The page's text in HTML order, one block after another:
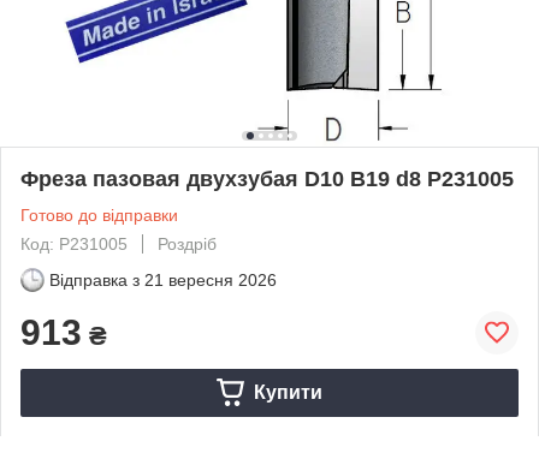
Фреза пазовая двухзубая D10 B19 d8 P231005
Готово до відправки
Код: P231005
Роздріб
Відправка з 21 вересня 2026
913 ₴
Купити